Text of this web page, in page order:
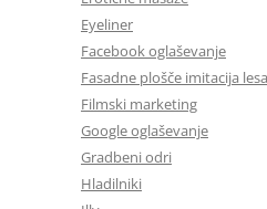
Eyeliner
Facebook oglaševanje
Fasadne plošče imitacija lesa
Filmski marketing
Google oglaševanje
Gradbeni odri
Hladilniki